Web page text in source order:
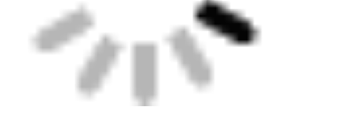
Contact
confortableConvient pour une variété
d'applications de soudage, cette pince est un
outil essentiel pour les professionnels de
l'industrie des tuyaux.